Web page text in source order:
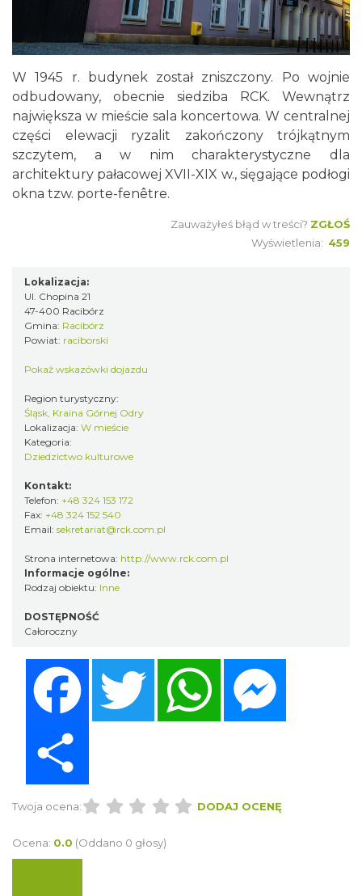
W 1945 r. budynek został zniszczony. Po wojnie
odbudowany, obecnie siedziba RCK. Wewnątrz
największa w mieście sala koncertowa. W centralnej
części elewacji ryzalit zakończony trójkątnym
szczytem, a w nim charakterystyczne dla
architektury pałacowej XVII-XIX w., sięgające podłogi
okna tzw. porte-fenêtre.
Zauważyłeś błąd w treści? ZGŁOŚ
Wyświetlenia: 459
Lokalizacja:
Ul. Chopina 21
47-400 Racibórz
Gmina: Racibórz
Powiat: raciborski
Pokaż wskazówki dojazdu
Region turystyczny:
Śląsk, Kraina Górnej Odry
Lokalizacja: W mieście
Kategoria:
Dziedzictwo kulturowe
Kontakt:
Telefon: +48 324 153 172
Fax: +48 324 152 540
Email: sekretariat@rck.com.pl
Strona internetowa: http://www.rck.com.pl
Informacje ogólne:
Rodzaj obiektu: Inne
DOSTĘPNOŚĆ
Całoroczny
Twitter
Twoja ocena: DODAJ OCENĘ
Ocena: 0.0 (Oddano 0 głosy)